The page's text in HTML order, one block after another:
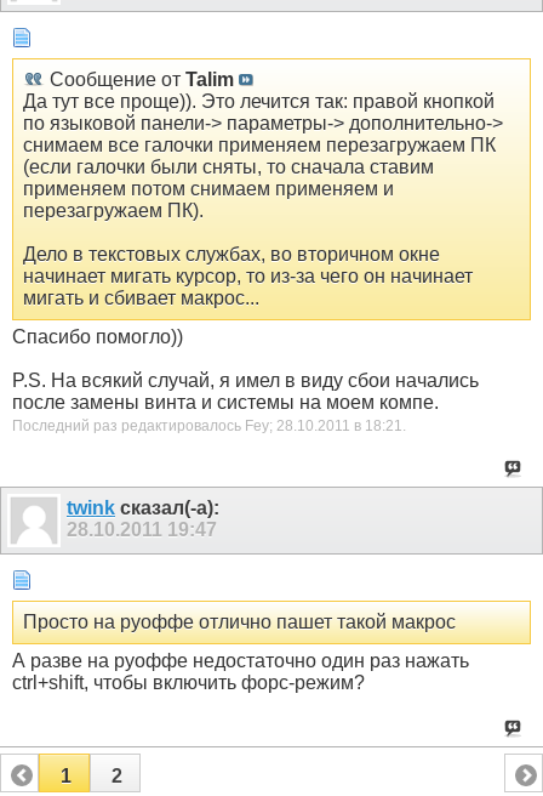
Сообщение от Talim
Да тут все проще)). Это лечится так: правой кнопкой
по языковой панели-> параметры-> дополнительно->
снимаем все галочки применяем перезагружаем ПК
(если галочки были сняты, то сначала ставим
применяем потом снимаем применяем и
перезагружаем ПК).
Дело в текстовых службах, во вторичном окне
начинает мигать курсор, то из-за чего он начинает
мигать и сбивает макрос...
Спасибо помогло))
P.S. На всякий случай, я имел в виду сбои начались
после замены винта и системы на моем компе.
Последний раз редактировалось Fey; 28.10.2011 в 18:21.
twink сказал(-а):
28.10.2011 19:47
Просто на руоффе отлично пашет такой макрос
А разве на руоффе недостаточно один раз нажать
ctrl+shift, чтобы включить форс-режим?
1 2